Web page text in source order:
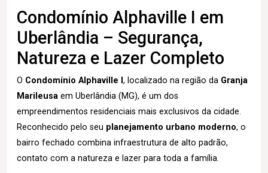
Condomínio Alphaville I em
Uberlândia – Segurança,
Natureza e Lazer Completo
O Condomínio Alphaville I , localizado na região da Granja
Marileusa em Uberlândia (MG), é um dos
empreendimentos residenciais mais exclusivos da cidade.
Reconhecido pelo seu planejamento urbano moderno, o
bairro fechado combina infraestrutura de alto padrão,
contato com a natureza e lazer para toda a família.